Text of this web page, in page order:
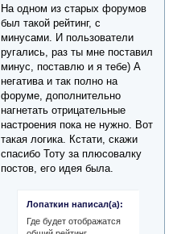
На одном из старых форумов
был такой рейтинг, с
минусами. И пользователи
ругались, раз ты мне поставил
минус, поставлю и я тебе) А
негатива и так полно на
форуме, дополнительно
нагнетать отрицательные
настроения пока не нужно. Вот
такая логика. Кстати, скажи
спасибо Тоту за плюсовалку
постов, его идея была.
Лопаткин написал(а):
Где будет отображатся